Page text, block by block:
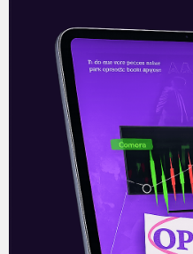
Resultados da
do 2T21
A Lojas Renner
moda do país,
quinta-feira (12)